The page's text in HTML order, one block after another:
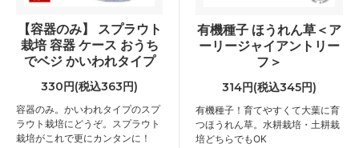
【容器のみ】 スプラウト
栽培 容器 ケース おうち
でベジ かいわれタイプ
330円(税込363円)
容器のみ。かいわれタイプのスプ
ラウト栽培にどうぞ。スプラウト
栽培がこれで更にカンタンに！
有機種子 ほうれん草＜ア
ーリージャイアントリー
フ＞
314円(税込345円)
有機種子！育てやすくて大葉に育
つほうれん草。水耕栽培・土耕栽
培どちらでもOK